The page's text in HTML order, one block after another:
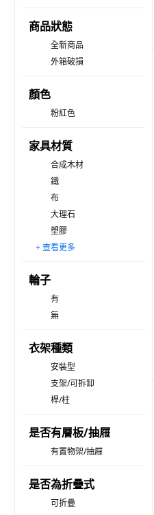
商品狀態
全新商品
外箱破損
顏色
粉紅色
家具材質
合成木材
鐵
布
大理石
塑膠
PVC
PP
+ 查看更多
輪子
有
無
衣架種類
安裝型
支架/可拆卸
桿/柱
是否有層板/抽屜
有置物架/抽屜
是否為折疊式
可折疊